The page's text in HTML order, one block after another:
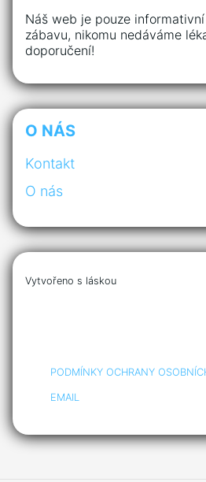
Náš web je pouze
zábavu, nikomu nedáváme
doporučení!
O NÁS
Kontakt
O nás
Vytvořeno s láskou
PODMÍNKY OCHRANY
EMAIL